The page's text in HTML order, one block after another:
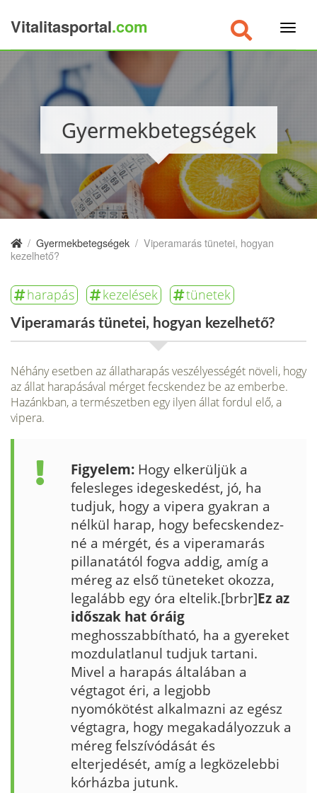
Vitalitasportal.com
Gyermekbetegségek
/ Gyermekbetegségek / Viperamarás tünetei, hogyan
kezelhető?
harapás kezelések tünetek
Viperamarás tünetei, hogyan kezelhető?
Néhány esetben az állatharapás veszé­lyességét növeli, hogy
az állat harapásával mérget fecskendez be az emberbe.
Hazánkban, a természetben egy ilyen állat fordul elő, a
vipera.
Figyelem: Hogy elkerüljük a
felesleges idegeskedést, jó, ha
tudjuk, hogy a vipera gyakran a
nélkül harap, hogy befecskendez­
né a mérgét, és a viperamarás
pillanatától fogva addig, amíg a
méreg az első tünete­ket okozza,
legalább egy óra eltelik.[brbr]Ez az
időszak hat óráig
meghosszabbítható, ha a gyereket
mozdulatlanul tudjuk tartani.
Mivel a harapás általában a
végtagot éri, a legjobb
nyomókötést alkalmazni az egész
végtagra, hogy megakadályozzuk a
méreg felszívódását és
elterjedését, amíg a legközelebbi
kórházba jutunk.
×